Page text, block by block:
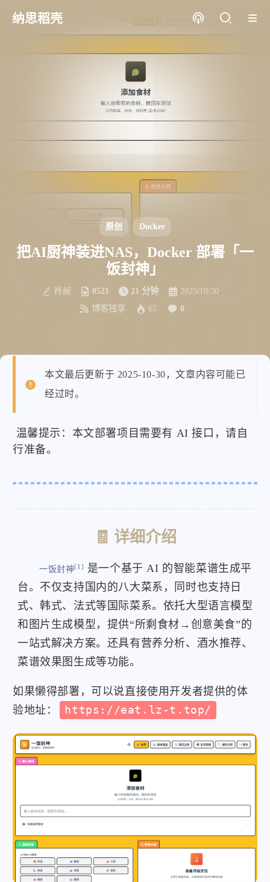
纳思稻壳
原创 Docker
把AI厨神装进NAS，Docker 部署「一
饭封神」
肖昶 8521 21 分钟
2025/10/30
博客独享
65 0
本文最后更新于 2025-10-30，文章内容可能已
经过时。
温馨提示：本文部署项目需要有 AI 接口，请自
行准备。
🧾 详细介绍
一饭封神[1]
是一个基于 AI 的智能菜谱生成平
台。不仅支持国内的八大菜系，同时也支持日
式、韩式、法式等国际菜系。依托大型语言模型
和图片生成模型，提供“所剩食材→创意美食”的
一站式解决方案。还具有营养分析、酒水推荐、
菜谱效果图生成等功能。
如果懒得部署，可以说直接使用开发者提供的体
验地址：
https://eat.lz-t.top/